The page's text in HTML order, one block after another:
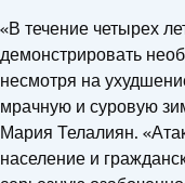
«В течение четырех
демонстрировать
несмотря на
мрачную и суровую
Мария Телалиян.
население и